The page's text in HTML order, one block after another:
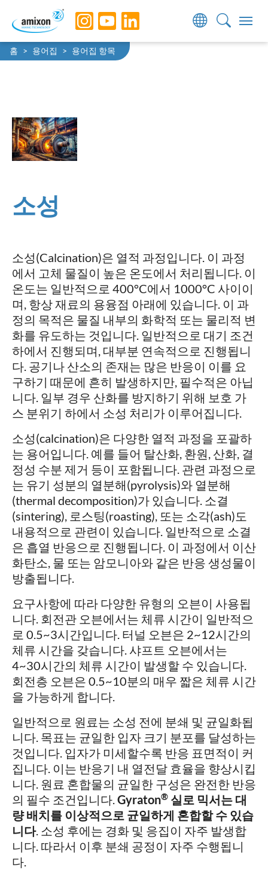
Skip to main navigation
Skip to main content
Skip to page footer
You are here:
홈 용어집 용어집 항목
소성
소성(Calcination)은 열적 과정입니다. 이 과정
에서 고체 물질이 높은 온도에서 처리됩니다. 이
온도는 일반적으로 400°C에서 1000°C 사이이
며, 항상 재료의 용융점 아래에 있습니다. 이 과
정의 목적은 물질 내부의 화학적 또는 물리적 변
화를 유도하는 것입니다. 일반적으로 대기 조건
하에서 진행되며, 대부분 연속적으로 진행됩니
다. 공기나 산소의 존재는 많은 반응이 이를 요
구하기 때문에 흔히 발생하지만, 필수적은 아닙
니다. 일부 경우 산화를 방지하기 위해 보호 가
스 분위기 하에서 소성 처리가 이루어집니다.
소성(calcination)은 다양한 열적 과정을 포괄하
는 용어입니다. 예를 들어 탈산화, 환원, 산화, 결
정성 수분 제거 등이 포함됩니다. 관련 과정으로
는 유기 성분의 열분해(pyrolysis)와 열분해
(thermal decomposition)가 있습니다. 소결
(sintering), 로스팅(roasting), 또는 소각(ash)도
내용적으로 관련이 있습니다. 일반적으로 소결
은 흡열 반응으로 진행됩니다. 이 과정에서 이산
화탄소, 물 또는 암모니아와 같은 반응 생성물이
방출됩니다.
요구사항에 따라 다양한 유형의 오븐이 사용됩
니다. 회전관 오븐에서는 체류 시간이 일반적으
로 0.5~3시간입니다. 터널 오븐은 2~12시간의
체류 시간을 갖습니다. 샤프트 오븐에서는
4~30시간의 체류 시간이 발생할 수 있습니다.
회전층 오븐은 0.5~10분의 매우 짧은 체류 시간
을 가능하게 합니다.
일반적으로 원료는 소성 전에 분쇄 및 균일화됩
니다. 목표는 균일한 입자 크기 분포를 달성하는
것입니다. 입자가 미세할수록 반응 표면적이 커
집니다. 이는 반응기 내 열전달 효율을 향상시킵
니다. 원료 혼합물의 균일한 구성은 완전한 반응
의 필수 조건입니다.Gyraton® 실로 믹서는 대
량 배치를 이상적으로 균일하게 혼합할 수 있습
니다. 소성 후에는 경화 및 응집이 자주 발생합
니다. 따라서 이후 분쇄 공정이 자주 수행됩니
다.